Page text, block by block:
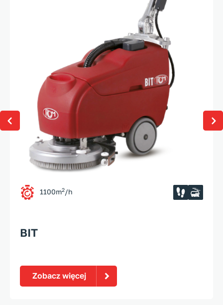
1100m2/h
BIT
Zobacz więcej